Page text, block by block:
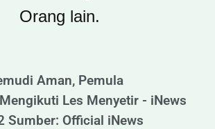
Orang lain.
Aman, Pemula
Les Menyetir - iNews
Sumber: Official iNews